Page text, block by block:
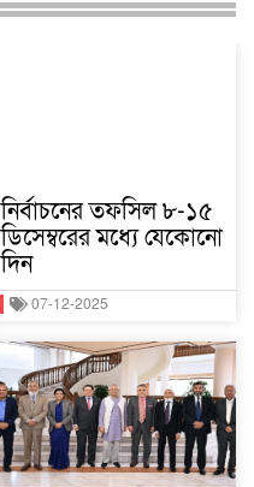
নির্বাচনের তফসিল ৮-১৫
ডিসেম্বরের মধ্যে যেকোনো
দিন
07-12-2025